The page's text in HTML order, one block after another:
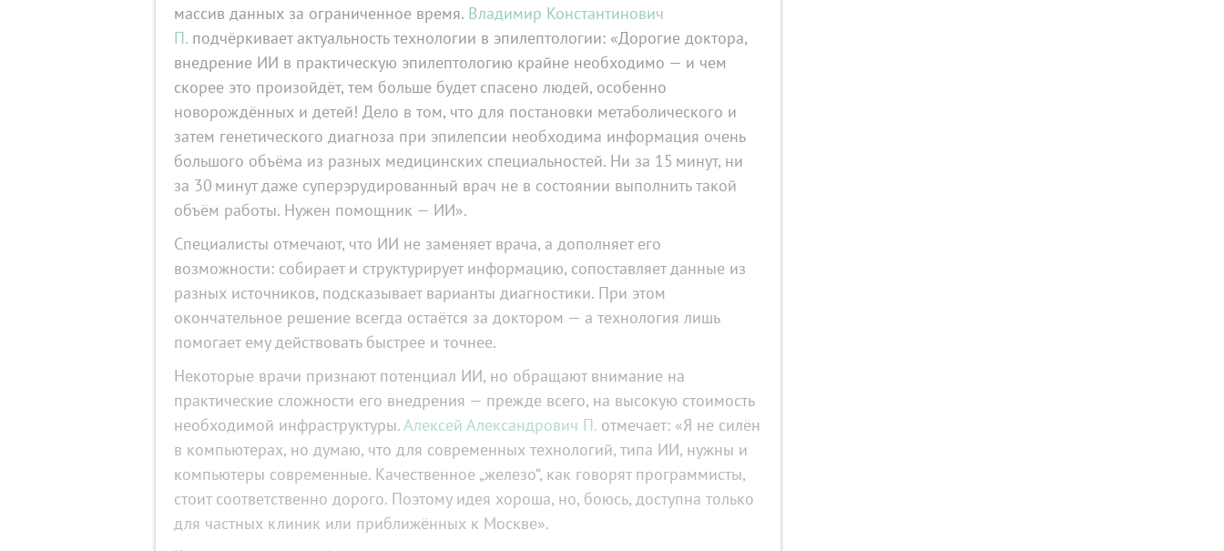
массив данных за ограниченное время. Владимир Константинович
П. подчёркивает актуальность технологии в эпилептологии: «Дорогие доктора,
внедрение ИИ в практическую эпилептологию крайне необходимо — и чем
скорее это произойдёт, тем больше будет спасено людей, особенно
новорождённых и детей! Дело в том, что для постановки метаболического и
затем генетического диагноза при эпилепсии необходима информация очень
большого объёма из разных медицинских специальностей. Ни за 15 минут, ни
за 30 минут даже суперэрудированный врач не в состоянии выполнить такой
объём работы. Нужен помощник — ИИ».
Специалисты отмечают, что ИИ не заменяет врача, а дополняет его
возможности: собирает и структурирует информацию, сопоставляет данные из
разных источников, подсказывает варианты диагностики. При этом
окончательное решение всегда остаётся за доктором — а технология лишь
помогает ему действовать быстрее и точнее.
Некоторые врачи признают потенциал ИИ, но обращают внимание на
практические сложности его внедрения — прежде всего, на высокую стоимость
необходимой инфраструктуры.Алексей Александрович П. отмечает: «Я не силён
в компьютерах, но думаю, что для современных технологий, типа ИИ, нужны и
компьютеры современные. Качественное „железо“, как говорят программисты,
стоит соответственно дорого. Поэтому идея хороша, но, боюсь, доступна только
для частных клиник или приближённых к Москве».